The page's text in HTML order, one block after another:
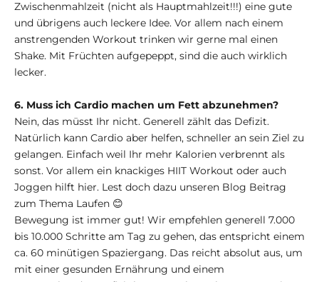
Zwischenmahlzeit (nicht als Hauptmahlzeit!!!) eine gute
und übrigens auch leckere Idee. Vor allem nach einem
anstrengenden Workout trinken wir gerne mal einen
Shake. Mit Früchten aufgepeppt, sind die auch wirklich
lecker.
6. Muss ich Cardio machen um Fett abzunehmen?
Nein, das müsst Ihr nicht. Generell zählt das Defizit.
Natürlich kann Cardio aber helfen, schneller an sein Ziel zu
gelangen. Einfach weil Ihr mehr Kalorien verbrennt als
sonst. Vor allem ein knackiges HIIT Workout oder auch
Joggen hilft hier. Lest doch dazu unseren Blog Beitrag
zum Thema Laufen 😊
Bewegung ist immer gut! Wir empfehlen generell 7.000
bis 10.000 Schritte am Tag zu gehen, das entspricht einem
ca. 60 minütigen Spaziergang. Das reicht absolut aus, um
mit einer gesunden Ernährung und einem